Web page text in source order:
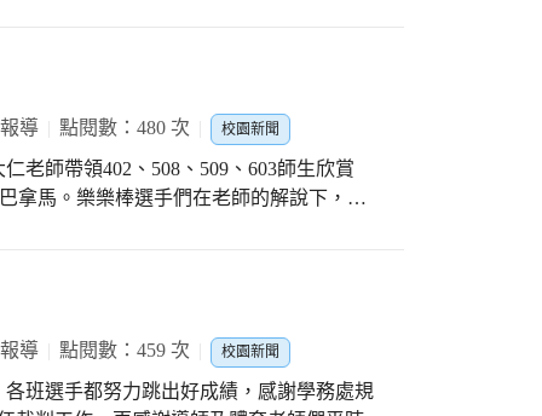
導 點閱數：480 次 校園新聞
老師帶領402、508、509、603師生欣賞
拿馬。樂樂棒選手們在老師的解說下，很
導 點閱數：459 次 校園新聞
班選手都努力跳出好成績，感謝學務處規